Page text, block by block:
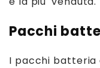
Pacchi
I pacchi batteria